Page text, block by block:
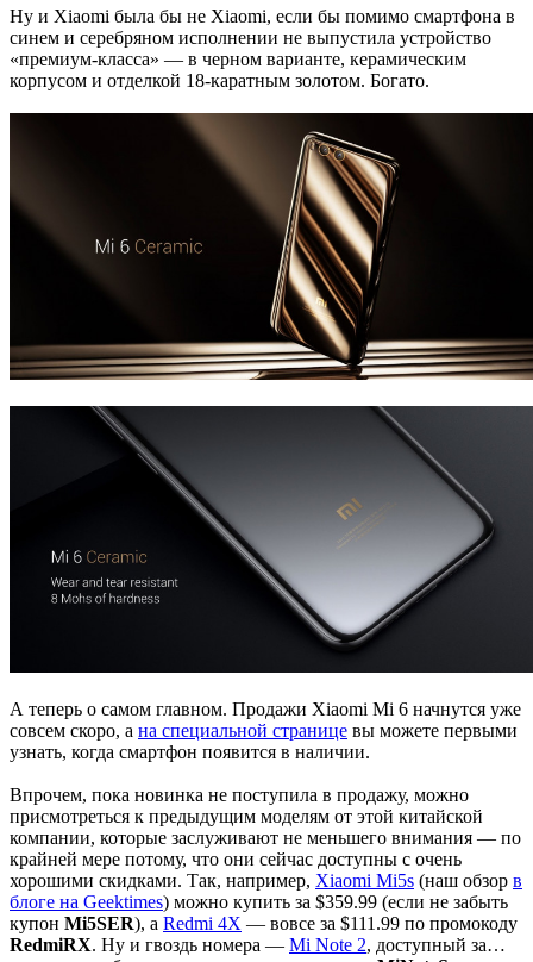
Ну и Xiaomi была бы не Xiaomi, если бы помимо смартфона в
синем и серебряном исполнении не выпустила устройство
«премиум-класса» — в черном варианте, керамическим
корпусом и отделкой 18-каратным золотом. Богато.
А теперь о самом главном. Продажи Xiaomi Mi 6 начнутся уже
совсем скоро, а на специальной странице вы можете первыми
узнать, когда смартфон появится в наличии.
Впрочем, пока новинка не поступила в продажу, можно
присмотреться к предыдущим моделям от этой китайской
компании, которые заслуживают не меньшего внимания — по
крайней мере потому, что они сейчас доступны с очень
хорошими скидками. Так, например, Xiaomi Mi5s (наш обзор в
блоге на Geektimes) можно купить за $359.99 (если не забыть
купон Mi5SER), а Redmi 4X — вовсе за $111.99 по промокоду
RedmiRX. Ну и гвоздь номера — Mi Note 2, доступный за…